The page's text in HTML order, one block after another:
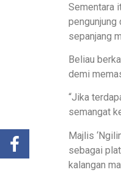
Sementara
pengunjung
sepanjang
Beliau
demi
“Jika
semangat
Majlis
sebagai
kalangan